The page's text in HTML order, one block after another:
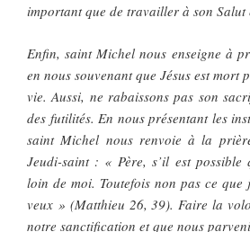
important que de travailler à son Salut
Enfin, saint Michel nous enseigne à
en nous souvenant que Jésus est mort
vie. Aussi, ne rabaissons pas son
des futilités. En nous présentant les
saint Michel nous renvoie à la
Jeudi-saint : « Père, s’il est possible
loin de moi. Toutefois non pas ce que
veux » (Matthieu 26, 39). Faire la
notre sanctification et que nous